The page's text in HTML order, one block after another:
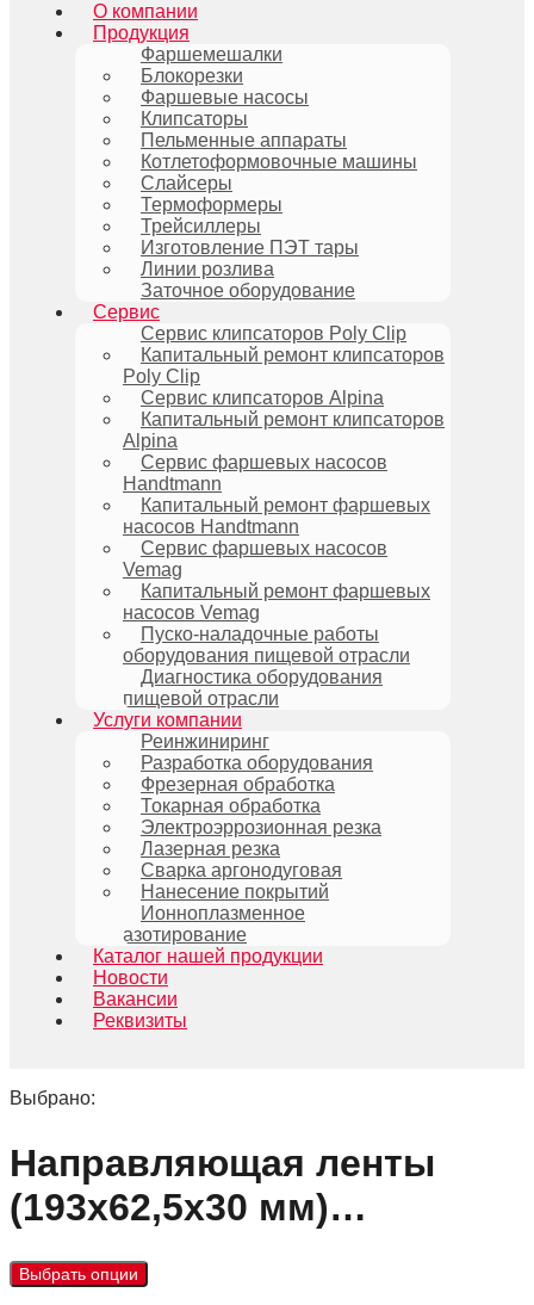
О компании
Продукция
Фаршемешалки
Блокорезки
Фаршевые насосы
Клипсаторы
Пельменные аппараты
Котлетоформовочные машины
Слайсеры
Термоформеры
Трейсиллеры
Изготовление ПЭТ тары
Линии розлива
Заточное оборудование
Сервис
Сервис клипсаторов Poly Clip
Капитальный ремонт клипсаторов
Poly Clip
Сервис клипсаторов Alpina
Капитальный ремонт клипсаторов
Alpina
Сервис фаршевых насосов
Handtmann
Капитальный ремонт фаршевых
насосов Handtmann
Сервис фаршевых насосов
Vemag
Капитальный ремонт фаршевых
насосов Vemag
Пуско-наладочные работы
оборудования пищевой отрасли
Диагностика оборудования
пищевой отрасли
Услуги компании
Реинжиниринг
Разработка оборудования
Фрезерная обработка
Токарная обработка
Электроэррозионная резка
Лазерная резка
Сварка аргонодуговая
Нанесение покрытий
Ионноплазменное
азотирование
Каталог нашей продукции
Новости
Вакансии
Реквизиты
Выбрано:
Направляющая ленты
(193х62,5х30 мм)…
Выбрать опции